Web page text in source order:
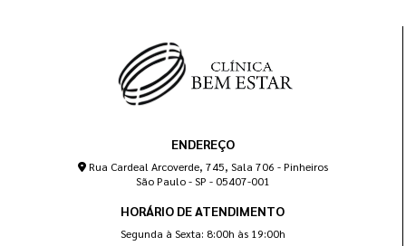
ENDEREÇO
Rua Cardeal Arcoverde, 745, Sala 706 - Pinheiros
São Paulo - SP - 05407-001
HORÁRIO DE ATENDIMENTO
Segunda à Sexta: 8:00h às 19:00h